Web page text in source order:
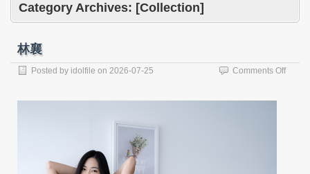
Category Archives: [Collection]
林襄
Posted by idolfile on 2026-07-25 Comments Offon